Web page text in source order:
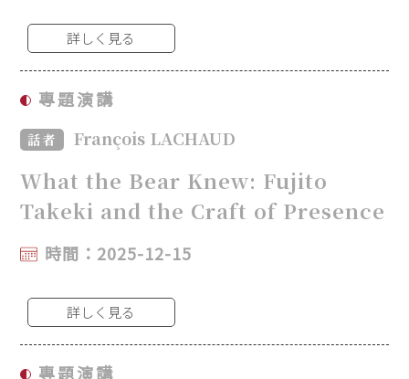
詳しく見る
專題演講
話者 François LACHAUD
What the Bear Knew: Fujito
Takeki and the Craft of Presence
時間：2025-12-15
詳しく見る
專題演講